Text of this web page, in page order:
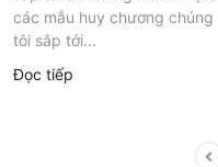
các mẫu huy chương chúng
tôi sắp tới...
Đọc tiếp